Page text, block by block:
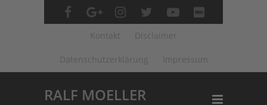
Kontakt Disclaimer
Datenschutzerklärung Impressum
RALF MOELLER